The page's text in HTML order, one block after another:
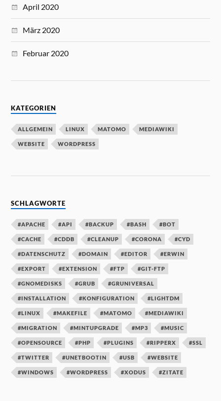
April 2020
März 2020
Februar 2020
KATEGORIEN
ALLGEMEIN LINUX MATOMO MEDIAWIKI
WEBSITE WORDPRESS
SCHLAGWORTE
#APACHE #API #BACKUP #BASH #BOT
#CACHE #CDDB #CLEANUP #CORONA #CYD
#DATENSCHUTZ #DOMAIN #EDITOR #ERWIN
#EXPORT #EXTENSION #FTP #GIT-FTP
#GNOMEDISKS #GRUB #GRUNIVERSAL
#INSTALLATION #KONFIGURATION #LIGHTDM
#LINUX #MAKEFILE #MATOMO #MEDIAWIKI
#MIGRATION #MINTUPGRADE #MP3 #MUSIC
#OPENSOURCE #PHP #PLUGINS #RIPPERX #SSL
#TWITTER #UNETBOOTIN #USB #WEBSITE
#WINDOWS #WORDPRESS #XODUS #ZITATE